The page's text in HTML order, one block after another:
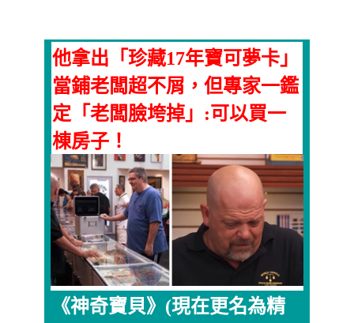
他拿出「珍藏17年寶可夢卡」
當鋪老闆超不屑，但專家一鑑
定「老闆臉垮掉」:可以買一
棟房子！
《神奇寶貝》(現在更名為精